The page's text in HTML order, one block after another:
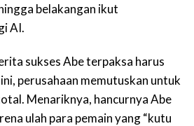
belakangan ikut
AI.
sukses Abe terpaksa harus
perusahaan memutuskan untuk
Menariknya, hancurnya Abe
ulah para pemain yang “kutu